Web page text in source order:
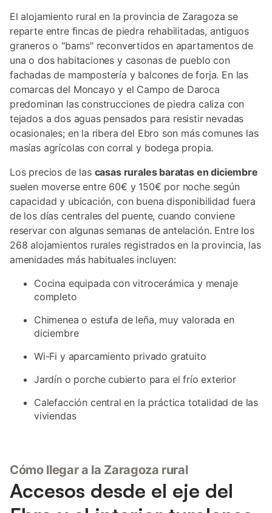
El alojamiento rural en la provincia de Zaragoza se
reparte entre fincas de piedra rehabilitadas, antiguos
graneros o "barns" reconvertidos en apartamentos de
una o dos habitaciones y casonas de pueblo con
fachadas de mampostería y balcones de forja. En las
comarcas del Moncayo y el Campo de Daroca
predominan las construcciones de piedra caliza con
tejados a dos aguas pensados para resistir nevadas
ocasionales; en la ribera del Ebro son más comunes las
masías agrícolas con corral y bodega propia.
Los precios de las casas rurales baratas en diciembre
suelen moverse entre 60€ y 150€ por noche según
capacidad y ubicación, con buena disponibilidad fuera
de los días centrales del puente, cuando conviene
reservar con algunas semanas de antelación. Entre los
268 alojamientos rurales registrados en la provincia, las
amenidades más habituales incluyen:
Cocina equipada con vitrocerámica y menaje
completo
Chimenea o estufa de leña, muy valorada en
diciembre
Wi-Fi y aparcamiento privado gratuito
Jardín o porche cubierto para el frío exterior
Calefacción central en la práctica totalidad de las
viviendas
Cómo llegar a la Zaragoza rural
Accesos desde el eje del